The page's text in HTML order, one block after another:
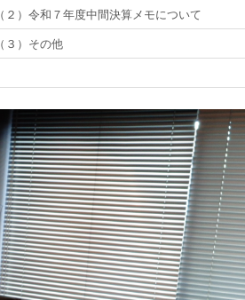
（２）令和７年度中間決算メモについて
（３）その他